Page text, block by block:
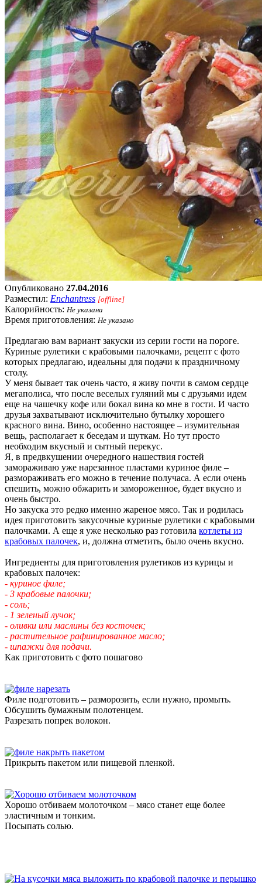
Опубликовано 27.04.2016
Разместил: Enchantress [offline]
Калорийность: Не указана
Время приготовления: Не указано
Предлагаю вам вариант закуски из серии гости на пороге.
Куриные рулетики с крабовыми палочками, рецепт с фото
которых предлагаю, идеальны для подачи к праздничному
столу.
У меня бывает так очень часто, я живу почти в самом сердце
мегаполиса, что после веселых гуляний мы с друзьями идем
еще на чашечку кофе или бокал вина ко мне в гости. И часто
друзья захватывают исключительно бутылку хорошего
красного вина. Вино, особенно настоящее – изумительная
вещь, располагает к беседам и шуткам. Но тут просто
необходим вкусный и сытный перекус.
Я, в предвкушении очередного нашествия гостей
замораживаю уже нарезанное пластами куриное филе –
размораживать его можно в течение получаса. А если очень
спешить, можно обжарить и замороженное, будет вкусно и
очень быстро.
Но закуска это редко именно жареное мясо. Так и родилась
идея приготовить закусочные куриные рулетики с крабовыми
палочками. А еще я уже несколько раз готовила котлеты из
крабовых палочек, и, должна отметить, было очень вкусно.
Ингредиенты для приготовления рулетиков из курицы и
крабовых палочек:
- куриное филе;
- 3 крабовые палочки;
- соль;
- 1 зеленый лучок;
- оливки или маслины без косточек;
- растительное рафинированное масло;
- шпажки для подачи.
Как приготовить с фото пошагово
Филе подготовить – разморозить, если нужно, промыть.
Обсушить бумажным полотенцем.
Разрезать попрек волокон.
Прикрыть пакетом или пищевой пленкой.
Хорошо отбиваем молоточком – мясо станет еще более
эластичным и тонким.
Посыпать солью.